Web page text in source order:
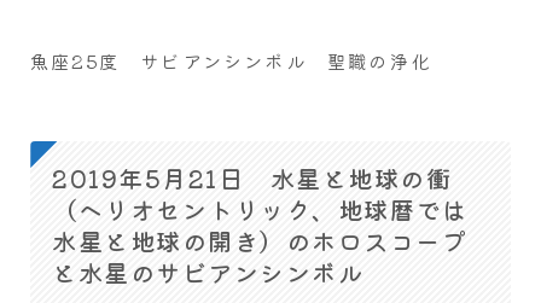
魚座25度 サビアンシンボル 聖職の浄化
2019年5月21日 水星と地球の衝
（ヘリオセントリック、地球暦では
水星と地球の開き）のホロスコープ
と水星のサビアンシンボル